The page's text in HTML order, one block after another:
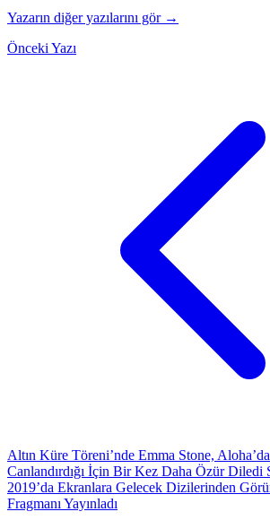
Yazarın diğer yazılarını gör →
Önceki Yazı
Altın Küre Töreni’nde Emma Stone,
Canlandırdığı İçin Bir Kez Daha Özür Diledi
2019’da Ekranlara Gelecek Dizilerinden
Fragmanı Yayınladı